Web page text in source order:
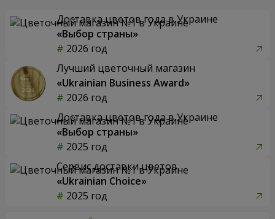
Доставка цветов года в Украине
«Выбор страны»
2026 год
Лучший цветочный магазин
«Ukrainian Business Award»
2026 год
Доставка цветов года в Украине
«Выбор страны»
2025 год
Сервис доставки цветов
«Ukrainian Choice»
2025 год